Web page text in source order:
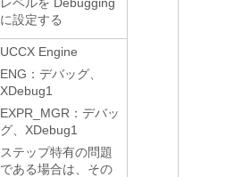
に設定する
UCCX Engine
ENG：デバッグ、
XDebug1
EXPR_MGR：デバッ
グ、XDebug1
ステップ特有の問題
である場合は、その